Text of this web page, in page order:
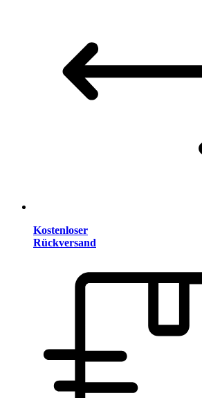
Kostenloser
Rückversand